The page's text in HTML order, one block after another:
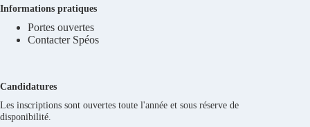
Informations pratiques
Portes ouvertes
Contacter Spéos
Candidatures
Les inscriptions sont ouvertes toute l'année et sous réserve de
disponibilité.